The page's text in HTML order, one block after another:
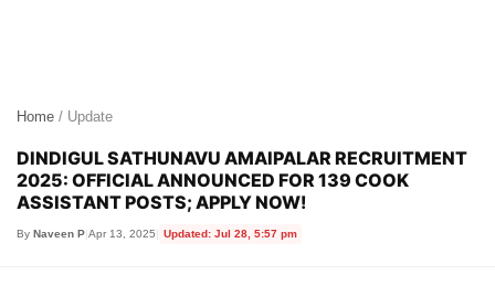
Home / Update
DINDIGUL SATHUNAVU AMAIPALAR RECRUITMENT
2025: OFFICIAL ANNOUNCED FOR 139 COOK
ASSISTANT POSTS; APPLY NOW!
By Naveen P|Apr 13, 2025| Updated: Jul 28, 5:57 pm